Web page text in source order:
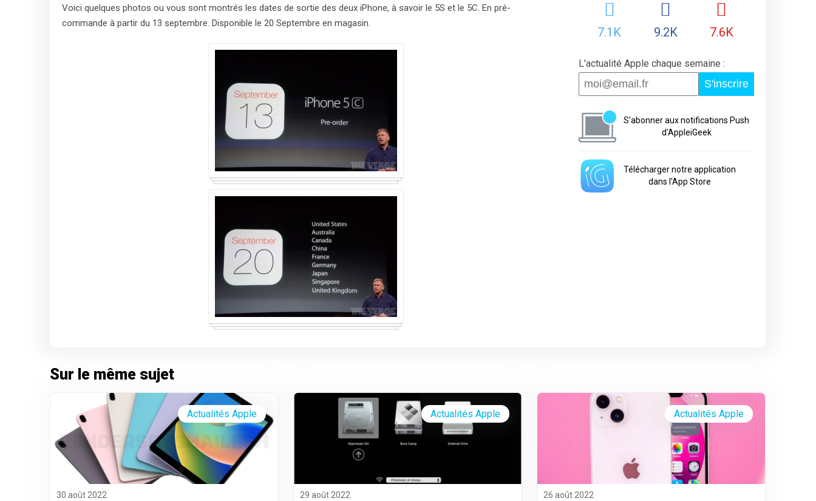
Voici quelques photos ou vous sont montrés les dates de sortie des deux iPhone, à savoir le 5S et le 5C. En pré-
commande à partir du 13 septembre. Disponible le 20 Septembre en magasin.
7.1K 9.2K 7.6K
L'actualité Apple chaque semaine :
S'inscrire
S'abonner aux notifications Push
d'AppleiGeek
Télécharger notre application
dans l'App Store
Sur le même sujet
30 août 2022
Actualités Apple
29 août 2022
Actualités Apple
26 août 2022
Actualités Apple